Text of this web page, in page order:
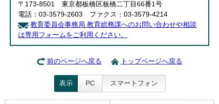
〒173-8501 東京都板橋区板橋二丁目66番1号
電話：03-3579-2603 ファクス：03-3579-4214
教育委員会事務局 教育総務課へのお問い合わせや相談
は専用フォームをご利用ください。
前のページへ戻る トップページへ戻る
表示 PC スマートフォン